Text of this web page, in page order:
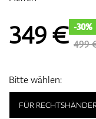
349€ -30%
499
Bitte wählen:
FÜR